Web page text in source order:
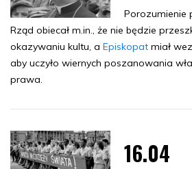
Porozumienie
Rząd obiecał m.in., że nie będzie
okazywaniu kultu, a Episkopat miał
aby uczyło wiernych poszanowania
prawa.
16.04